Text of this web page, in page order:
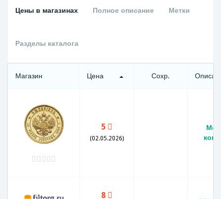
Цены в магазинах Полное описание Метки
Разделы каталога
Магазин Цена Сохр.
5
(02.05.2026)
8